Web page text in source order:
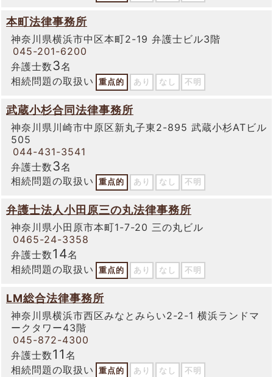
本町法律事務所
神奈川県横浜市中区本町2-19 弁護士ビル3階
045-201-6200
弁護士数3名
相続問題の取扱い
重点的 あり なし 不明
武蔵小杉合同法律事務所
神奈川県川崎市中原区新丸子東2-895 武蔵小杉ATビル
505
044-431-3541
弁護士数3名
相続問題の取扱い
重点的 あり なし 不明
弁護士法人小田原三の丸法律事務所
神奈川県小田原市本町1-7-20 三の丸ビル
0465-24-3358
弁護士数14名
相続問題の取扱い
重点的 あり なし 不明
LM総合法律事務所
神奈川県横浜市西区みなとみらい2-2-1 横浜ランドマ
ークタワー43階
045-872-4300
弁護士数11 名
相続問題の取扱い
重点的 あり なし 不明